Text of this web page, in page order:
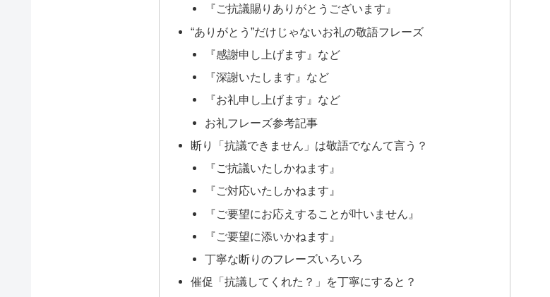
『ご抗議賜りありがとうございます』
“ありがとう”だけじゃないお礼の敬語フレーズ
『感謝申し上げます』など
『深謝いたします』など
『お礼申し上げます』など
お礼フレーズ参考記事
断り「抗議できません」は敬語でなんて言う？
『ご抗議いたしかねます』
『ご対応いたしかねます』
『ご要望にお応えすることが叶いません』
『ご要望に添いかねます』
丁寧な断りのフレーズいろいろ
催促「抗議してくれた？」を丁寧にすると？